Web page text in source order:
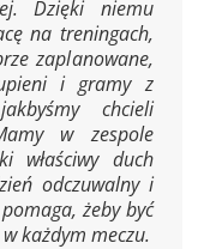
Dzięki niemu
na treningach,
zaplanowane,
i gramy z
chcieli
w zespole
właściwy duch
odczuwalny i
żeby być
każdym meczu.